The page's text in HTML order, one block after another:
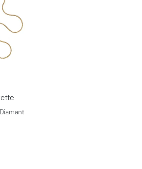
Ref: